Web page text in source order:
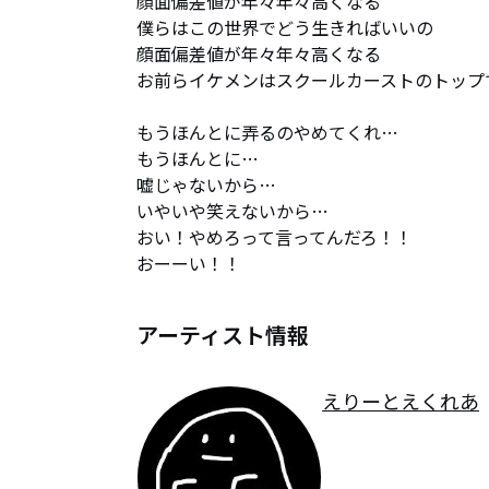
僕らはこの世界でどう生きればいいの
顔面偏差値が年々年々高くなる
お前らイケメンはスクールカーストのトッ
もうほんとに弄るのやめてくれ…
もうほんとに…
嘘じゃないから…
いやいや笑えないから…
おい！やめろって言ってんだろ！！
おーーい！！
アーティスト情報
えりーとえくれあ